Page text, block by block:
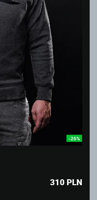
-26%
310 PLN